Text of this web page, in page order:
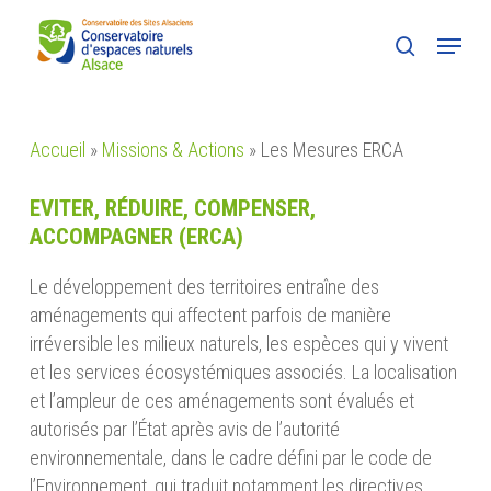
search
Menu
Accueil » Missions & Actions » Les Mesures ERCA
EVITER, RÉDUIRE, COMPENSER,
ACCOMPAGNER (ERCA)
Le développement des territoires entraîne des
aménagements qui affectent parfois de manière
irréversible les milieux naturels, les espèces qui y vivent
et les services écosystémiques associés. La localisation
et l’ampleur de ces aménagements sont évalués et
autorisés par l’État après avis de l’autorité
environnementale, dans le cadre défini par le code de
l’Environnement, qui traduit notamment les directives